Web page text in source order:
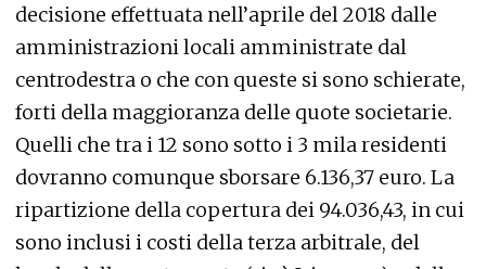
decisione effettuata nell’aprile del 2018 dalle
amministrazioni locali amministrate dal
centrodestra o che con queste si sono schierate,
forti della maggioranza delle quote societarie.
Quelli che tra i 12 sono sotto i 3 mila residenti
dovranno comunque sborsare 6.136,37 euro. La
ripartizione della copertura dei 94.036,43, in cui
sono inclusi i costi della terza arbitrale, del